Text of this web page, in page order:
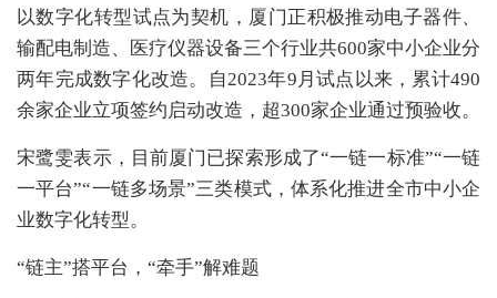
以数字化转型试点为契机，厦门正积极推动电子器件、
输配电制造、医疗仪器设备三个行业共600家中小企业分
两年完成数字化改造。自2023年9月试点以来，累计490
余家企业立项签约启动改造，超300家企业通过预验收。
宋鹭雯表示，目前厦门已探索形成了“一链一标准”“一链
一平台”“一链多场景”三类模式，体系化推进全市中小企
业数字化转型。
“链主”搭平台，“牵手”解难题